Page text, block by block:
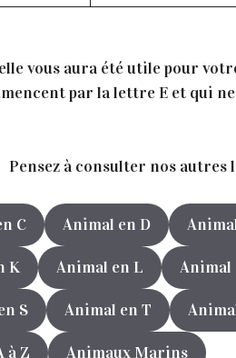
vous aura été utile pour
par la lettre E et qui
Pensez à consulter nos autres
C Animal en D
K Animal en L Animal
S Animal en T
à Z Animaux Marins